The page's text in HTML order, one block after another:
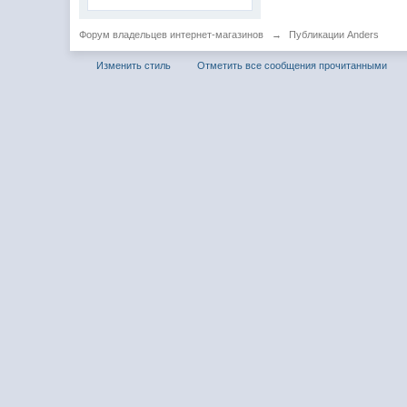
Форум владельцев интернет-магазинов → Публикации Anders
Изменить стиль Отметить все сообщения прочитанными